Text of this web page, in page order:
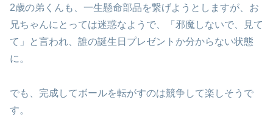
2歳の弟くんも、一生懸命部品を繋げようとしますが、お
兄ちゃんにとっては迷惑なようで、「邪魔しないで、見て
て」と言われ、誰の誕生日プレゼントか分からない状態
に。
でも、完成してボールを転がすのは競争して楽しそうで
す。